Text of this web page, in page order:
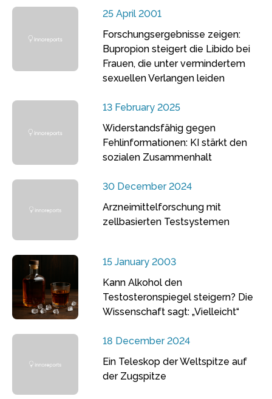
25 April 2001
Forschungsergebnisse zeigen:
Bupropion steigert die Libido bei
Frauen, die unter vermindertem
sexuellen Verlangen leiden
13 February 2025
Widerstandsfähig gegen
Fehlinformationen: KI stärkt den
sozialen Zusammenhalt
30 December 2024
Arzneimittelforschung mit
zellbasierten Testsystemen
15 January 2003
Kann Alkohol den
Testosteronspiegel steigern? Die
Wissenschaft sagt: „Vielleicht“
18 December 2024
Ein Teleskop der Weltspitze auf
der Zugspitze